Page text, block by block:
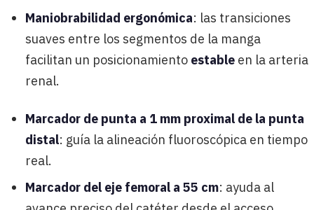
Maniobrabilidad ergonómica: las transiciones
suaves entre los segmentos de la manga
facilitan un posicionamiento estable en la arteria
renal.
Marcador de punta a 1 mm proximal de la punta
distal: guía la alineación fluoroscópica en tiempo
real.
Marcador del eje femoral a 55 cm: ayuda al